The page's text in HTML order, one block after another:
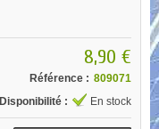
8,90 €
Référence : 809071
Disponibilité :
En stock